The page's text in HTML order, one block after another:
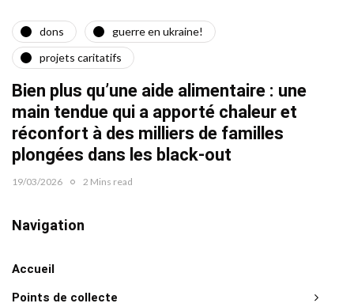
dons
guerre en ukraine!
projets caritatifs
Bien plus qu’une aide alimentaire : une
main tendue qui a apporté chaleur et
réconfort à des milliers de familles
plongées dans les black-out
19/03/2026 2 Mins read
Navigation
Accueil
Points de collecte